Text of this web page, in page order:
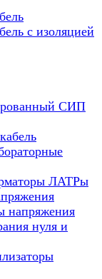
с изоляцией
СИП
ЛАТРы
напряжения
нуля и